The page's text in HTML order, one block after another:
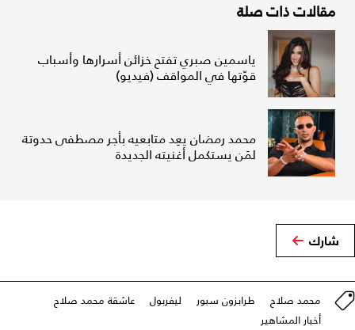
مقالات ذات صلة
ياسمين صبري تفتح خزائن أسرارها وأسباب
قوّتها في المواقف (فيديو)
محمد رمضان يعِد متابعيه بأجر مصطفى حدوتة
لمَن يستكمل أغنيته الجديدة
شارك
محمد صلاح طرابزون سبور ليفربول
عاشقة محمد صلاح
أخبار المشاهير